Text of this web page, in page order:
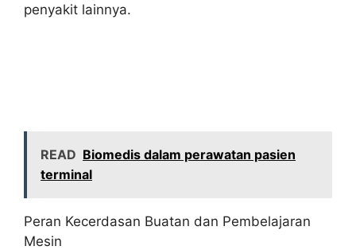
penyakit lainnya.
READ Biomedis dalam perawatan pasien
terminal
Peran Kecerdasan Buatan dan Pembelajaran
Mesin